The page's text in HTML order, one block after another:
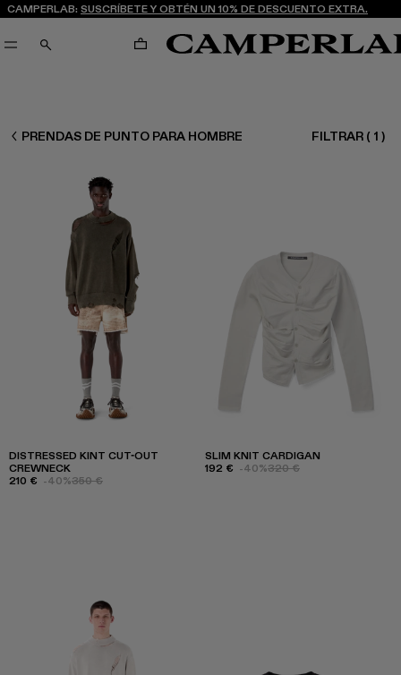
CAMPERLAB: SUSCRÍBETE Y OBTÉN UN 10% DE DESCUENTO EXTRA.
BUSCAR CARRITO
HOMBRE READY TO WEAR
PRENDAS DE PUNTO PARA HOMBRE FILTRAR ( 1 )
DISTRESSED KINT CUT-OUT
CREWNECK
210 € -40%350 €
SLIM KNIT CARDIGAN
192 € -40%320 €